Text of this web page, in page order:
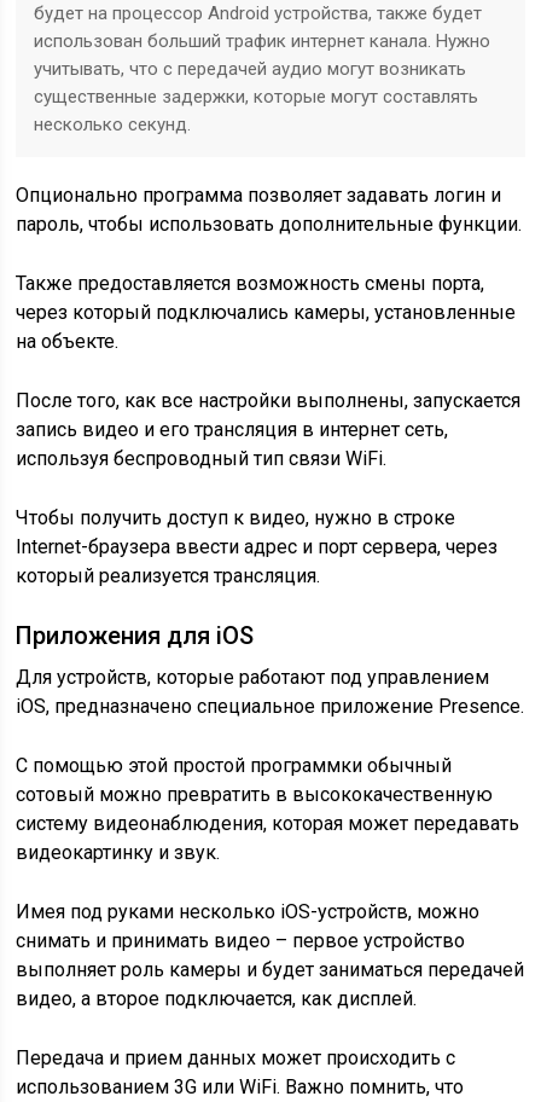
будет на процессор Android устройства, также будет
использован больший трафик интернет канала. Нужно
учитывать, что с передачей аудио могут возникать
существенные задержки, которые могут составлять
несколько секунд.
Опционально программа позволяет задавать логин и
пароль, чтобы использовать дополнительные функции.
Также предоставляется возможность смены порта,
через который подключались камеры, установленные
на объекте.
После того, как все настройки выполнены, запускается
запись видео и его трансляция в интернет сеть,
используя беспроводный тип связи WiFi.
Чтобы получить доступ к видео, нужно в строке
Internet-браузера ввести адрес и порт сервера, через
который реализуется трансляция.
Приложения для iOS
Для устройств, которые работают под управлением
iOS, предназначено специальное приложение Presence.
С помощью этой простой программки обычный
сотовый можно превратить в высококачественную
систему видеонаблюдения, которая может передавать
видеокартинку и звук.
Имея под руками несколько iOS-устройств, можно
снимать и принимать видео – первое устройство
выполняет роль камеры и будет заниматься передачей
видео, а второе подключается, как дисплей.
Передача и прием данных может происходить с
использованием 3G или WiFi. Важно помнить, что